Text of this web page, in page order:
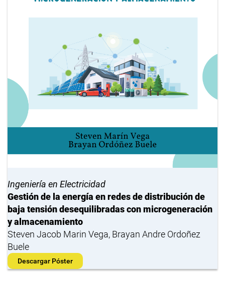
Ingeniería en Electricidad
Gestión de la energía en redes de distribución de
baja tensión desequilibradas con microgeneración
y almacenamiento
Steven Jacob Marin Vega, Brayan Andre Ordoñez
Buele
Descargar Póster